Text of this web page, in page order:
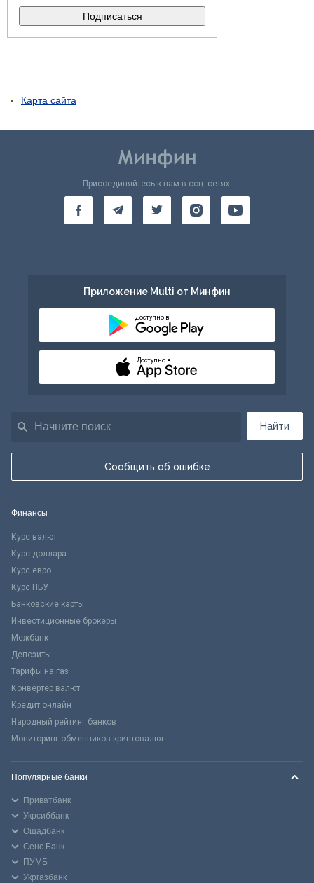
Карта сайта
Найти
Сообщить об ошибке
Присоединяйтесь к нам в соц. сетях:
Приложение Multi от Минфин
Доступно в
Доступно в
Финансы
Курс валют
Курс доллара
Курс евро
Курс НБУ
Банковские карты
Инвестиционные брокеры
Межбанк
Депозиты
Тарифы на газ
Конвертер валют
Кредит онлайн
Народный рейтинг банков
Мониторинг обменников криптовалют
Популярные банки
Приватбанк
Укрсиббанк
Ощадбанк
Сенс Банк
ПУМБ
Укргазбанк